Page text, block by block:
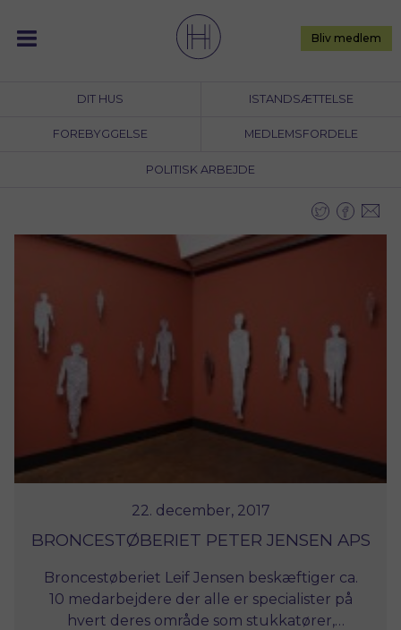
content
DIT HUS ISTANDSÆTTELSE
FOREBYGGELSE MEDLEMSFORDELE
POLITISK ARBEJDE
Bliv medlem
22. december, 2017
BRONCESTØBERIET PETER JENSEN APS
Broncestøberiet Leif Jensen beskæftiger ca.
10 medarbejdere der alle er specialister på
hvert deres område som stukkatører,